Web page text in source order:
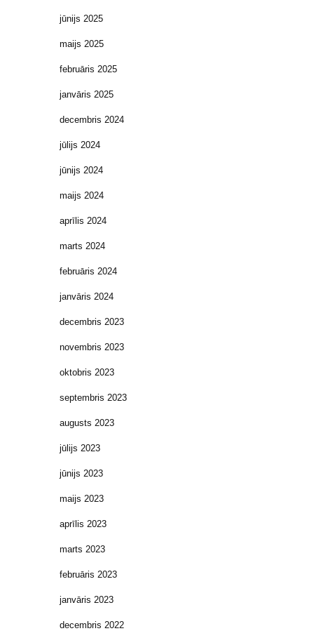
jūnijs 2025
maijs 2025
februāris 2025
janvāris 2025
decembris 2024
jūlijs 2024
jūnijs 2024
maijs 2024
aprīlis 2024
marts 2024
februāris 2024
janvāris 2024
decembris 2023
novembris 2023
oktobris 2023
septembris 2023
augusts 2023
jūlijs 2023
jūnijs 2023
maijs 2023
aprīlis 2023
marts 2023
februāris 2023
janvāris 2023
decembris 2022